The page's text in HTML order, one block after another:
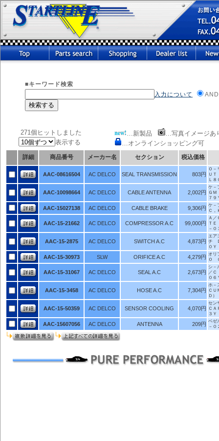
■キーワード検索
入力について
AND
271個ヒットしました
表示する
…新製品
…写真イメージあ
…オンラインショッピング可
詳細 商品番号 メーカー名 セクション 税込価格
AAC-08616504 AC DELCO SEAL TRANSMISSION 803円
Ｏ
Ｕ
Ｌ８
AAC-10098664 AC DELCO CABLE ANTENNA 2,002円
ケ－
Ｇ
７９
AAC-15027138 AC DELCO CABLE BRAKE 9,306円 ケ－
Ｃ
AAC-15-21662 AC DELCO COMPRESSOR A.C 99,000円
Ａ
Ｔ
－０
AAC-15-2875 AC DELCO SWITCH A.C 4,873円
エア
チ
０Ｙ
AAC-15-30973 SLW ORIFICE A.C 4,279円 オリ
Ｏ
AAC-15-31067 AC DELCO SEAL A.C 2,673円
シ
／
０６
AAC-15-3458 AC DELCO HOSE A.C 7,304円
ホ－
Ｃ
Ｄ
AAC-15-50359 AC DELCO SENSOR COOLING 4,070円
セン
Ｃ
３Ｙ
AAC-15607056 AC DELCO ANTENNA 209円 ベゼ
－